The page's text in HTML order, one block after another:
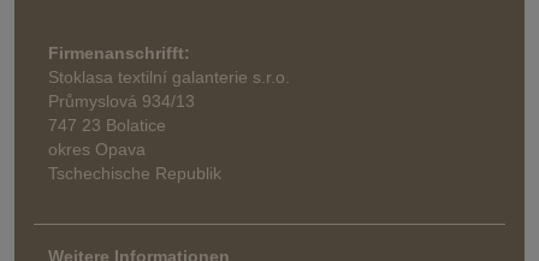
Firmenanschrifft:
Stoklasa textilní galanterie s.r.o.
Průmyslová 934/13
747 23 Bolatice
okres Opava
Tschechische Republik
Weitere Informationen